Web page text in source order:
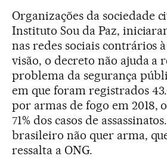
Organizações da sociedade
Instituto Sou da Paz,
nas redes sociais contrários
visão, o decreto não ajuda a
problema da segurança
em que foram registrados
por armas de fogo em 2018,
71% dos casos de
brasileiro não quer arma,
ressalta a ONG.